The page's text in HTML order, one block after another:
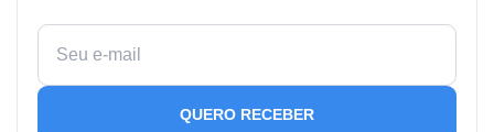
QUERO RECEBER